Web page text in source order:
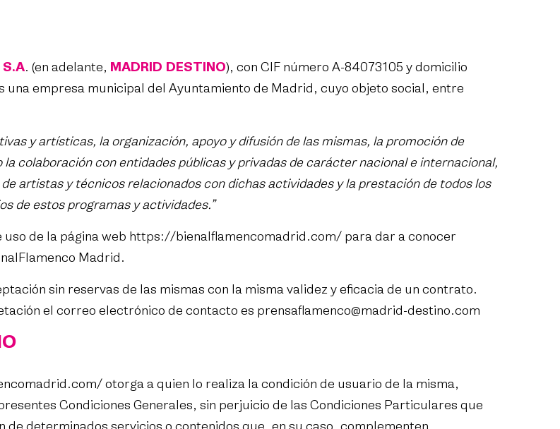
S.A. (en adelante, MADRID DESTINO), con CIF número A-84073105 y domicilio
una empresa municipal del Ayuntamiento de Madrid, cuyo objeto social, entre
y artísticas, la organización, apoyo y difusión de las mismas, la promoción de
colaboración con entidades públicas y privadas de carácter nacional e internacional,
artistas y técnicos relacionados con dichas actividades y la prestación de todos los
de estos programas y actividades.”
de la página web https://bienalflamencomadrid.com/ para dar a conocer
Madrid.
sin reservas de las mismas con la misma validez y eficacia de un contrato.
el correo electrónico de contacto es prensaflamenco@madrid-destino.com
otorga a quien lo realiza la condición de usuario de la misma,
Condiciones Generales, sin perjuicio de las Condiciones Particulares que